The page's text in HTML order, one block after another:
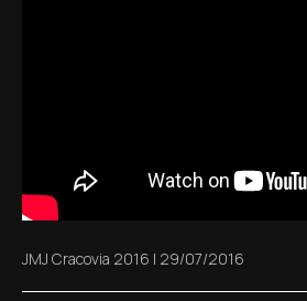
JMJ Cracovia 2016 | 29/07/2016